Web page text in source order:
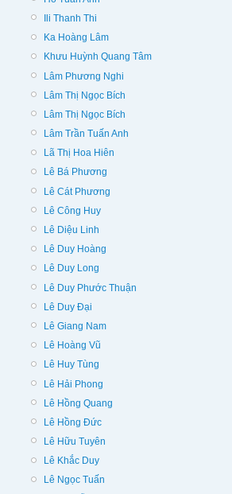
Ili Thanh Thi
Ka Hoàng Lâm
Khưu Huỳnh Quang Tâm
Lâm Phương Nghi
Lâm Thị Ngọc Bích
Lâm Thị Ngọc Bích
Lâm Trần Tuấn Anh
Lã Thị Hoa Hiên
Lê Bá Phương
Lê Cát Phương
Lê Công Huy
Lê Diệu Linh
Lê Duy Hoàng
Lê Duy Long
Lê Duy Phước Thuận
Lê Duy Đại
Lê Giang Nam
Lê Hoàng Vũ
Lê Huy Tùng
Lê Hải Phong
Lê Hồng Quang
Lê Hồng Đức
Lê Hữu Tuyên
Lê Khắc Duy
Lê Ngọc Tuấn